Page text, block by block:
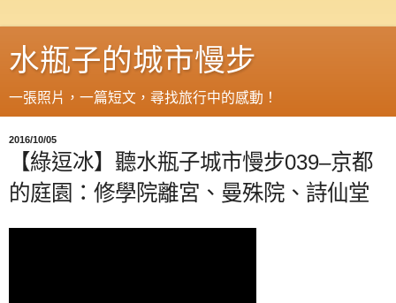
水瓶子的城市慢步
一張照片，一篇短文，尋找旅行中的感動！
2016/10/05
【綠逗冰】聽水瓶子城市慢步039–京都
的庭園：修學院離宮、曼殊院、詩仙堂